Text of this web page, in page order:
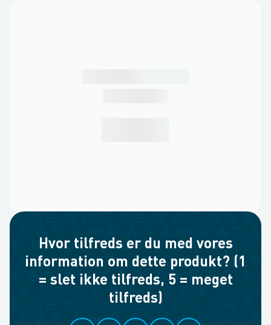
Hvor tilfreds er du med vores
information om dette produkt? (1
= slet ikke tilfreds, 5 = meget
tilfreds)